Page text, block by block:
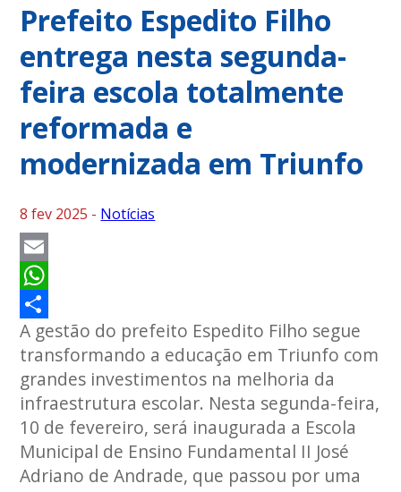
Prefeito Espedito Filho
entrega nesta segunda-
feira escola totalmente
reformada e
modernizada em Triunfo
8 fev 2025 - Notícias
Email
WhatsApp
Share
A gestão do prefeito Espedito Filho segue
transformando a educação em Triunfo com
grandes investimentos na melhoria da
infraestrutura escolar. Nesta segunda-feira,
10 de fevereiro, será inaugurada a Escola
Municipal de Ensino Fundamental II José
Adriano de Andrade, que passou por uma